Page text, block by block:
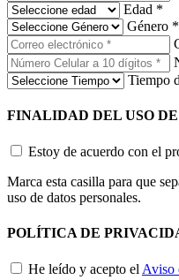
Edad *
Género *
Tiempo
FINALIDAD DEL USO
Estoy de acuerdo con el
Marca esta casilla para que
uso de datos personales.
POLÍTICA DE
He leído y acepto el Aviso